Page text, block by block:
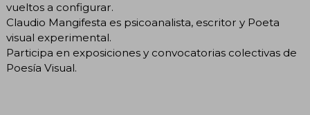
vueltos a configurar.
Claudio Mangifesta es psicoanalista, escritor y Poeta
visual experimental.
Participa en exposiciones y convocatorias colectivas de
Poesía Visual.